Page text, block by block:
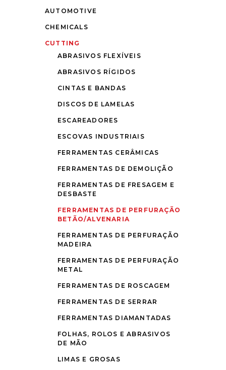
AUTOMOTIVE
CHEMICALS
CUTTING
ABRASIVOS FLEXÍVEIS
ABRASIVOS RÍGIDOS
CINTAS E BANDAS
DISCOS DE LAMELAS
ESCAREADORES
ESCOVAS INDUSTRIAIS
FERRAMENTAS CERÂMICAS
FERRAMENTAS DE DEMOLIÇÃO
FERRAMENTAS DE FRESAGEM E
DESBASTE
FERRAMENTAS DE PERFURAÇÃO
BETÃO/ALVENARIA
FERRAMENTAS DE PERFURAÇÃO
MADEIRA
FERRAMENTAS DE PERFURAÇÃO
METAL
FERRAMENTAS DE ROSCAGEM
FERRAMENTAS DE SERRAR
FERRAMENTAS DIAMANTADAS
FOLHAS, ROLOS E ABRASIVOS
DE MÃO
LIMAS E GROSAS